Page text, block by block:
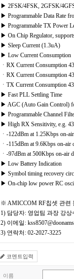
▶ 2FSK/4FSK, 2GFSK/
▶ Programmable Data Rate
▶ Programmable TX Power
▶ On Chip Regulator,
▶ Sleep Current (1.3uA)
▶ Low Current Consumption
ㆍRX Current Consumption
ㆍRX Current Consumption
ㆍTX Current Consumption
▶ Fast PLL Settling Time
▶ AGC (Auto Gain Control)
▶ Programmable Channel
▶ High RX Sensitivity, e.g.
ㆍ-122dBm at 1.25Kbps on-
ㆍ-115dBm at 9.6Kbps on-air
ㆍ-97dBm at 500Kbps on-air
▶ Low Battery Indication
▶ Symbol timing recovery
▶ On-chip low power RC
※ AMICCOM RF칩셋 관련
1) 담당자: 영업팀 과장 강상
2) 이메일:
3) 연락처: 02-2027-3225
코멘트입력
이름